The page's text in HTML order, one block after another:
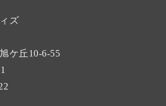
ズ
ケ丘10-6-55